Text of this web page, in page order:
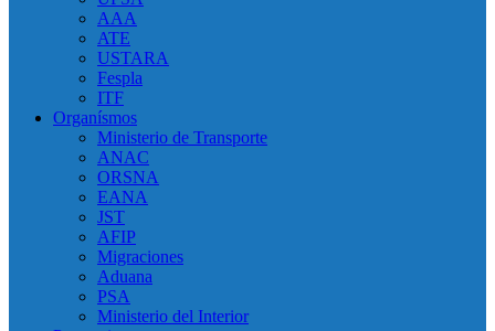
AAA
ATE
USTARA
Fespla
ITF
Organísmos
Ministerio de Transporte
ANAC
ORSNA
EANA
JST
AFIP
Migraciones
Aduana
PSA
Ministerio del Interior